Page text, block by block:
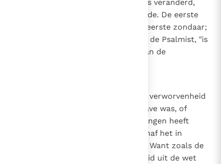
had gebracht, is de gelovige mens veranderd,
maar ten goede, door Gods genade. De eerste
verandering is te danken aan de eerste zondaar;
de tweede "verandering", volgens de Psalmist, "is
te danken aan de rechterhand van de
Niemand zal door zijn schijnbare verworvenheid
geëerd worden, alsof het geen gave was, of
veronderstellen dat hij het ontvangen heeft
omdat een boodschap van buitenaf het in
geschrift of in spraak vermeldde. Want zoals de
apostel zegt: "Indien gerechtigheid uit de wet